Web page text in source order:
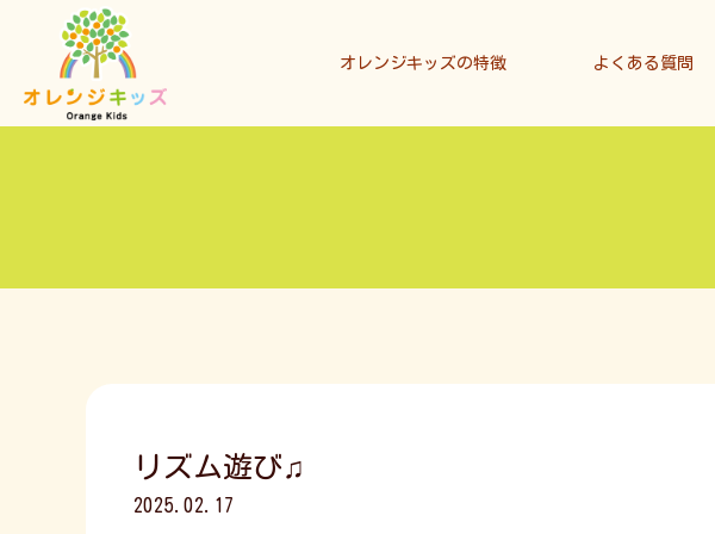
オレンジキッズの特徴 よくある質問
リズム遊び♫
2025.02.17